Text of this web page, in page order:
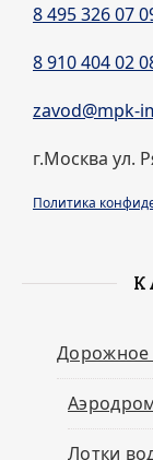
8 495 326 07
8 910 404 02
zavod@mpk-
г.Москва ул.
Политика
Дорожное
Лотки